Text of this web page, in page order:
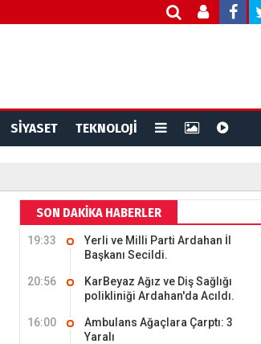
SİYASET TEKNOLOJİ
SON DAKİKA HABERLER
19:33
Yerli ve Milli Parti Ardahan İl
Başkanı Secildi.
20:56
KarBeyaz Ağız ve Diş Sağlığı
polikliniği Ardahan'da Acıldı.
16:00
Ambulans Ağaçlara Çarptı: 3
Yaralı